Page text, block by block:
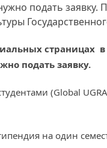
подать
страницах в
подать заявку.
(Global
на один